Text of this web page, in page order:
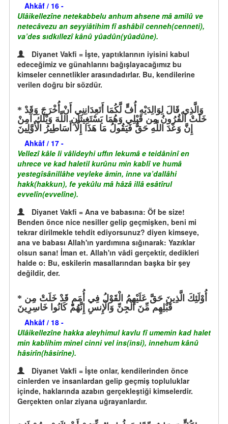
Ahkâf / 16 -
Ulâikellezîne netekabbelu anhum ahsene mâ amilû ve
netecâvezu an seyyiâtihim fî ashâbil cenneh(cenneti),
va’des sıdkıllezî kânû yûadûn(yûadûne).
Diyanet Vakfi = İşte, yaptıklarının iyisini kabul
edeceğimiz ve günahlarını bağışlayacağımız bu
kimseler cennetlikler arasındadırlar. Bu, kendilerine
verilen doğru bir sözdür.
خَلَتْ الْقُرُونُ مِن قَبْلِي وَهُمَا يَسْتَغِيثَانِ اللَّهَ وَيْلَكَ آمِنْ
إِنَّ وَعْدَ اللَّهِ حَقٌّ فَيَقُولُ مَا هَذَا إِلَّا أَسَاطِيرُ الْأَوَّلِينَ
Ahkâf / 17 -
Vellezî kâle li vâlideyhi uffın lekumâ e teidâninî en
uhrece ve kad haletil kurûnu min kablî ve humâ
yestegîsânillâhe veyleke âmin, inne va’dallâhi
hakk(hakkun), fe yekûlu mâ hâzâ illâ esâtîrul
evvelîn(evvelîne).
Diyanet Vakfi = Ana ve babasına: Öf be size!
Benden önce nice nesiller gelip geçmişken, beni mi
tekrar dirilmekle tehdit ediyorsunuz? diyen kimseye,
ana ve babası Allah'ın yardımına sığınarak: Yazıklar
olsun sana! İman et. Allah'ın vâdi gerçektir, dedikleri
halde o: Bu, eskilerin masallarından başka bir şey
değildir, der.
قَبْلِهِم مِّنَ الْجِنِّ وَالْإِنسِ إِنَّهُمْ كَانُوا خَاسِرِينَ
Ahkâf / 18 -
Ulâikellezîne hakka aleyhimul kavlu fî umemin kad halet
min kablihim minel cinni vel ins(insi), innehum kânû
hâsirîn(hâsirîne).
Diyanet Vakfi = İşte onlar, kendilerinden önce
cinlerden ve insanlardan gelip geçmiş topluluklar
içinde, haklarında azabın gerçekleştiği kimselerdir.
Gerçekten onlar ziyana uğrayanlardır.